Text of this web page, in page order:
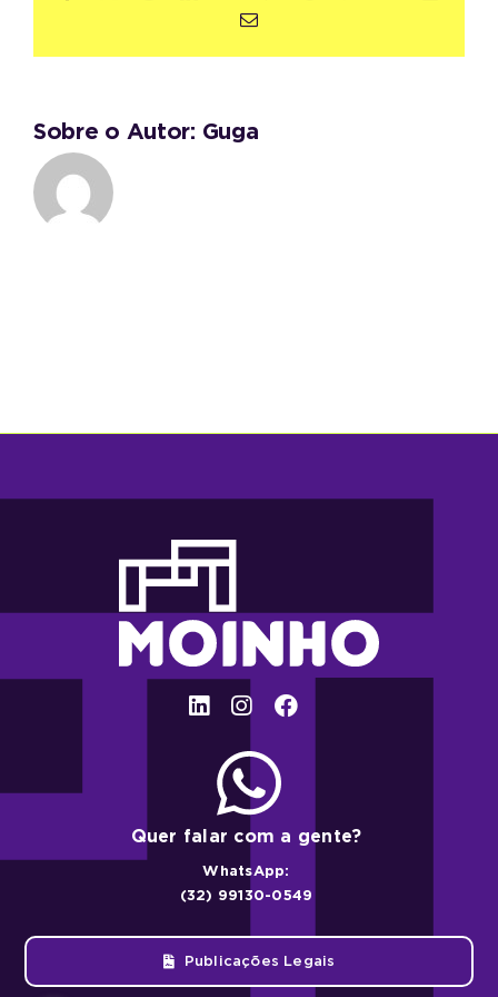
E-
Sobre o Autor: Guga
Quer falar com a gente?
WhatsApp:
(32) 99130-0549
Publicações Legais